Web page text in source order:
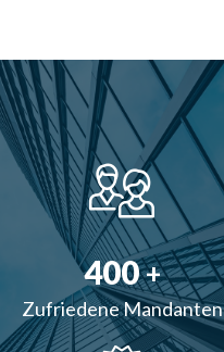
400 +
Zufriedene Mandanten